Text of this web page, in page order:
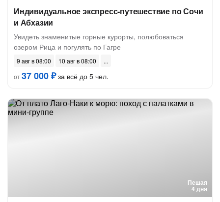
Индивидуальное экспресс-путешествие по Сочи
и Абхазии
Увидеть знаменитые горные курорты, полюбоваться
озером Рица и погулять по Гагре
9 авг в 08:00
10 авг в 08:00
от37 000 ₽за всё до 5 чел.
Пешая
4 дня